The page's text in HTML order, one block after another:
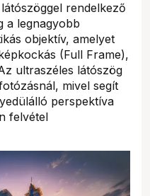
rendelkező
a legnagyobb
objektív, amelyet
(Full Frame),
ultraszéles látószög
mivel segít
perspektíva
felvétel